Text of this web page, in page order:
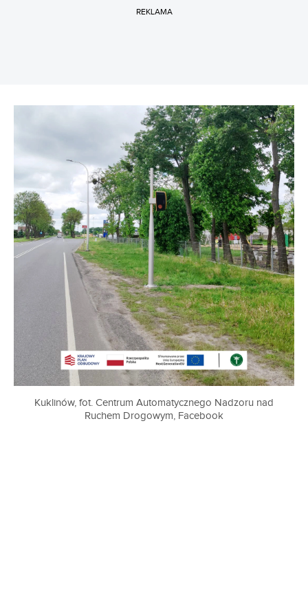
REKLAMA
Kuklinów, fot. Centrum Automatycznego Nadzoru nad
Ruchem Drogowym, Facebook